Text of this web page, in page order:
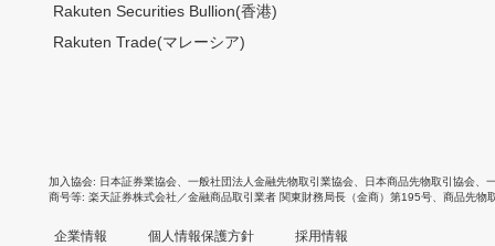
Rakuten Securities Bullion(香港)
Rakuten Trade(マレーシア)
加入協会 日本証券業協会 一般社団法人金融先物取引業協会 日本商品先物取引協会
商号等 楽天証券株式会社／金融商品取引業者 関東財務局長（金商）第195号、商品先物
企業情報 個人情報保護方針 採用情報